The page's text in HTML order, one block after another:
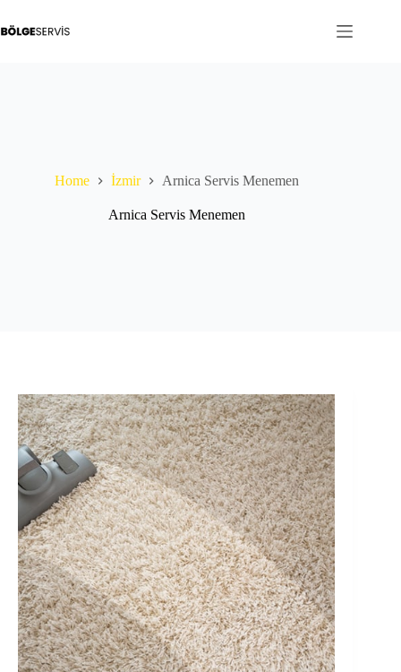
content
Home İzmir Arnica Servis Menemen
Arnica Servis Menemen